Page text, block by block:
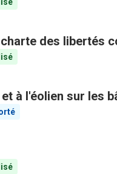
des libertés
à l'éolien sur les